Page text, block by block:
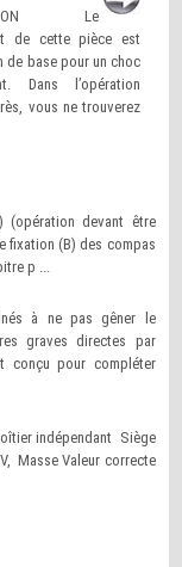
Le
de cette pièce est
de base pour un choc
Dans l’opération
vous ne trouverez
(opération devant être
fixation (B) des compas
p ...
à ne pas gêner le
graves directes par
conçu pour compléter
indépendant Siège
Masse Valeur correcte